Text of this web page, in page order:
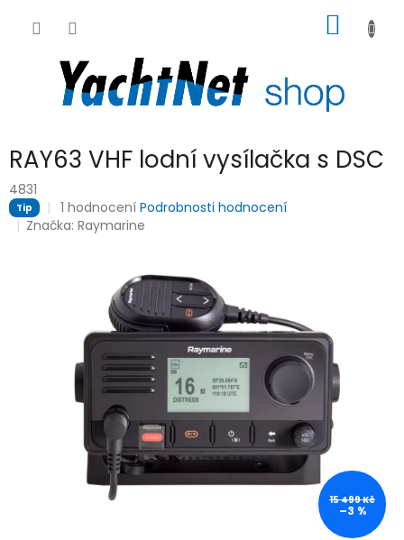
KOŠÍK
RAY63 VHF lodní vysílačka s DSC
4831
Tip
Průměrné
hodnocení
hvězdiček.
1 hodnocení Podrobnosti hodnocení
Značka:Raymarine
15 499 Kč
–3 %